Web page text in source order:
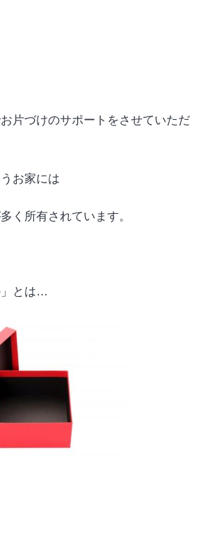
片づけのサポートをさせていただ
お家には
く所有されています。
」とは…